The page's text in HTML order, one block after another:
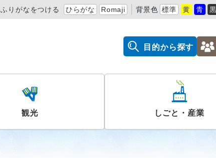
ふりがなをつける ひらがな Romaji 背景色 標準 黄 青
目的から探す
観光 しごと・産業